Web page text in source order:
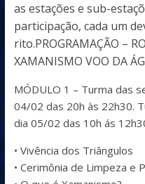
as estações e sub-
participação, cada um
rito.PROGRAMAÇÃO –
XAMANISMO VOO DA
MÓDULO 1 – Turma das
04/02 das 20h às 22h30.
dia 05/02 das 10h ás
• Vivência dos Triângulos
• Cerimônia de Limpeza e